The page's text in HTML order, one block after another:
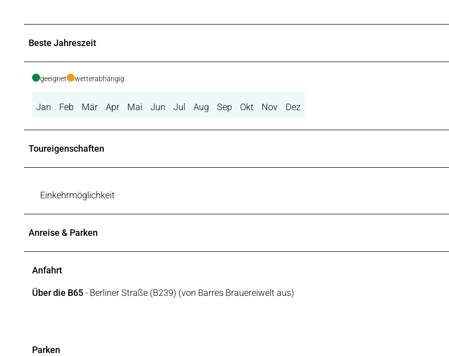
Beste Jahreszeit
geeignet wetterabhängig
Jan Feb Mär Apr Mai Jun Jul Aug Sep Okt Nov Dez
Toureigenschaften
Einkehrmöglichkeit
Anreise & Parken
Anfahrt
Über die B65- Berliner Straße (B239) (von Barres Brauereiwelt aus)
Parken